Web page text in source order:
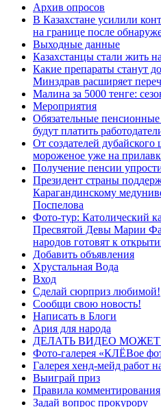
Архив опросов
В Казахстане усилили
на границе после
Выходные данные
Казахстанцы стали жить
Какие препараты станут
Минздрав расширяет
Малина за 5000 тенге:
Мероприятия
Обязательные
будут платить
От создателей
мороженое уже на
Получение пенсии
Президент страны
Карагандинскому
Поспелова
Фото-тур: Католический
Пресвятой Девы Марии
народов готовят к
Добавить объявления
Хрустальная Вода
Вход
Сделай сюрприз любимой!
Сообщи свою новость!
Написать в Блоги
Ария для народа
ДЕЛАТЬ ВИДЕО
Фото-галерея «КЛЁВое
Галерея хенд-мейд работ
Выиграй приз
Правила комментирования
Задай вопрос прокурору